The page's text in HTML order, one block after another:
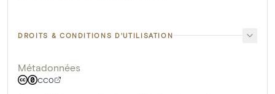
DROITS & CONDITIONS D'UTILISATION
Métadonnées
CC0